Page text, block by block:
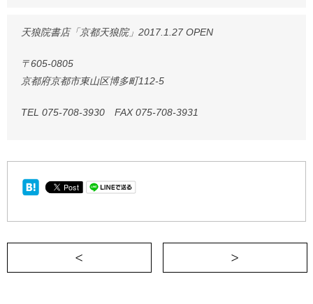
天狼院書店「京都天狼院」2017.1.27 OPEN
〒605-0805
京都府京都市東山区博多町112-5
TEL 075-708-3930 FAX 075-708-3931
＜ 【「時」は未来に「投資」すること